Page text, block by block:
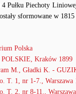
Pułku Piechoty
sformowane w
Polska
Kraków 1899
M., Gładki K. -
T. 1, nr 1-7., Warszawa
T. 2, nr 8-11.,